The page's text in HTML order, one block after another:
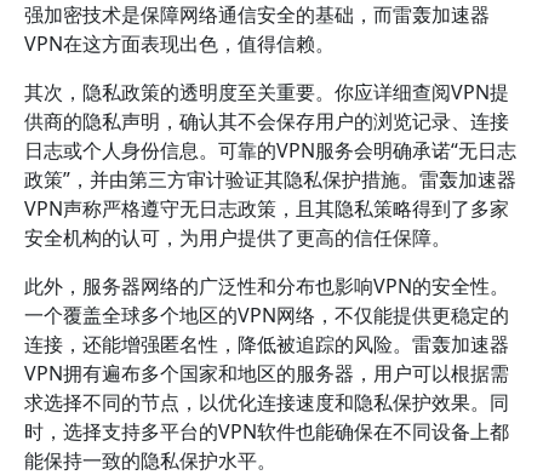
强加密技术是保障网络通信安全的基础，而雷轰加速器
VPN在这方面表现出色，值得信赖。
其次，隐私政策的透明度至关重要。你应详细查阅VPN提
供商的隐私声明，确认其不会保存用户的浏览记录、连接
日志或个人身份信息。可靠的VPN服务会明确承诺“无日志
政策”，并由第三方审计验证其隐私保护措施。雷轰加速器
VPN声称严格遵守无日志政策，且其隐私策略得到了多家
安全机构的认可，为用户提供了更高的信任保障。
此外，服务器网络的广泛性和分布也影响VPN的安全性。
一个覆盖全球多个地区的VPN网络，不仅能提供更稳定的
连接，还能增强匿名性，降低被追踪的风险。雷轰加速器
VPN拥有遍布多个国家和地区的服务器，用户可以根据需
求选择不同的节点，以优化连接速度和隐私保护效果。同
时，选择支持多平台的VPN软件也能确保在不同设备上都
能保持一致的隐私保护水平。